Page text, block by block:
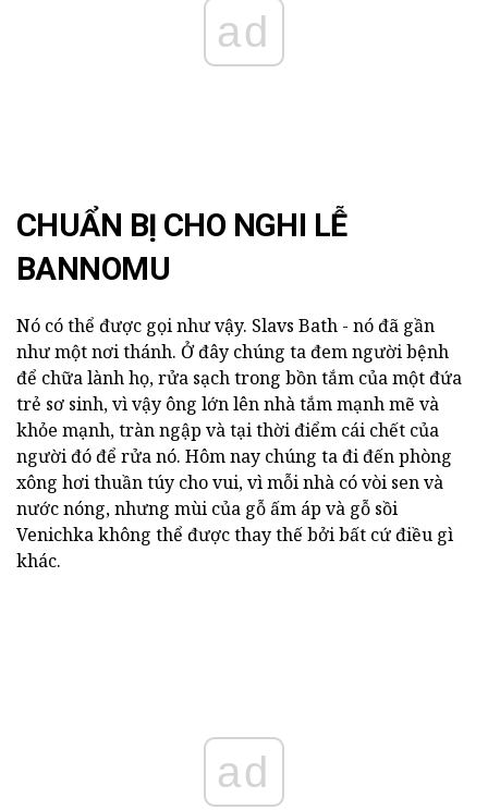
ad
CHUẨN BỊ CHO NGHI LỄ
BANNOMU
Nó có thể được gọi như vậy. Slavs Bath - nó đã gần
như một nơi thánh. Ở đây chúng ta đem người bệnh
để chữa lành họ, rửa sạch trong bồn tắm của một đứa
trẻ sơ sinh, vì vậy ông lớn lên nhà tắm mạnh mẽ và
khỏe mạnh, tràn ngập và tại thời điểm cái chết của
người đó để rửa nó. Hôm nay chúng ta đi đến phòng
xông hơi thuần túy cho vui, vì mỗi nhà có vòi sen và
nước nóng, nhưng mùi của gỗ ấm áp và gỗ sồi
Venichka không thể được thay thế bởi bất cứ điều gì
khác.
ad